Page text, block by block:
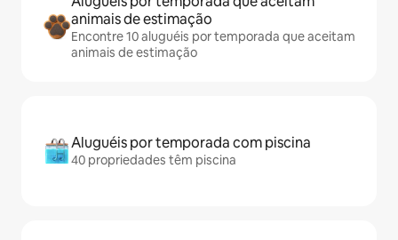
animais de estimação
Encontre 10 aluguéis por temporada que aceitam
animais de estimação
Aluguéis por temporada com piscina
40 propriedades têm piscina